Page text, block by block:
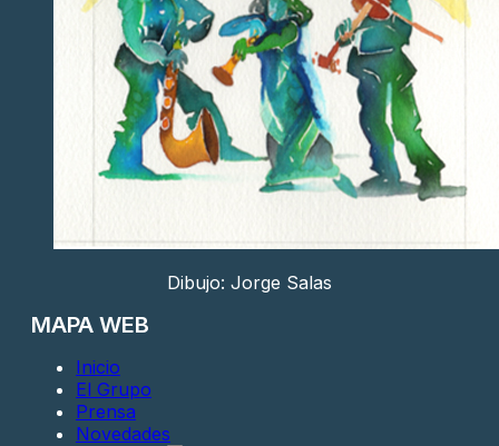
Dibujo: Jorge Salas
MAPA WEB
Inicio
El Grupo
Prensa
Novedades